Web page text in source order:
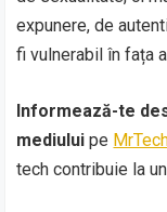
expunere, de
fi vulnerabil în fața
Informează-te
mediului pe
tech contribuie la